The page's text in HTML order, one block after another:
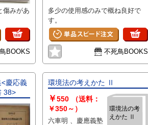
傷みがあ
BOOKS
多少の使用感のみで概ね良好で
す。
不死鳥BOOKS
慶応義
38>
環境法の考えかた Ⅱ
環境法の考
えかた Ⅱ
￥550
（送料：
￥350～）
六車明 、慶應義塾